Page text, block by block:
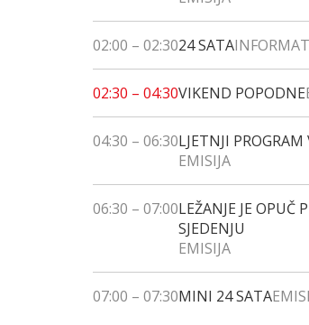
02:00 – 02:3024 SATA
02:30 – 04:30VIKEND POPODNE
04:30 – 06:30LJETNJI PROGRAM
EMISIJA
06:30 – 07:00LEŽANJE JE OPUČ
SJEDENJU
EMISIJA
07:00 – 07:30MINI 24 SATA